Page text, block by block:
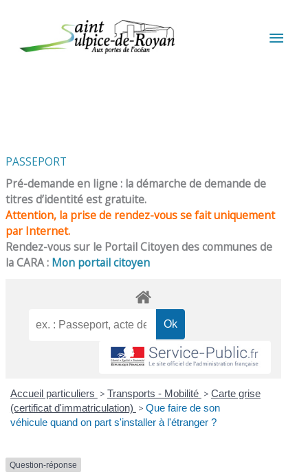
PASSEPORT
Pré-demande en ligne : la démarche de demande de
titres d’identité est gratuite.
Attention, la prise de rendez-vous se fait uniquement
par Internet.
Rendez-vous sur le Portail Citoyen des communes de
la CARA : Mon portail citoyen
Accueil particuliers > Transports - Mobilité > Carte grise
(certificat d'immatriculation) > Que faire de son
véhicule quand on part s'installer à l'étranger ?
Question-réponse